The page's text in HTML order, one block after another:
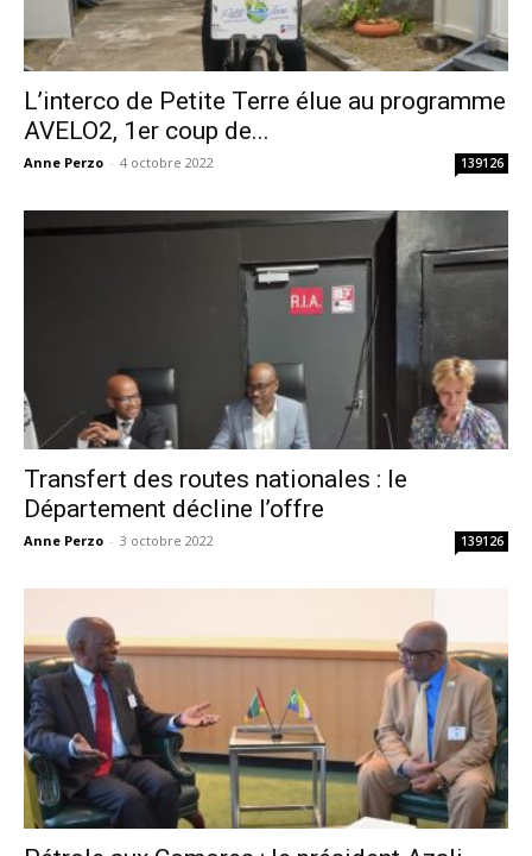
L’interco de Petite Terre élue au programme
AVELO2, 1er coup de...
Anne Perzo - 4 octobre 2022 139126
Transfert des routes nationales : le
Département décline l’offre
Anne Perzo - 3 octobre 2022 139126